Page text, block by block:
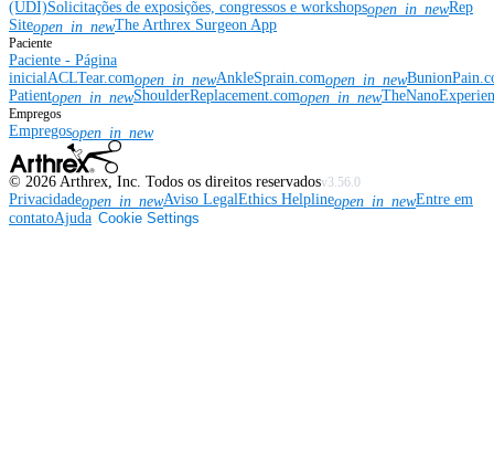
(UDI)Solicitações de exposições, congressos e workshopsopen_in_newRep
Siteopen_in_newThe Arthrex Surgeon App
Paciente
Paciente - Página
inicialACLTear.comopen_in_newAnkleSprain.comopen_in_new
Patientopen_in_newShoulderReplacement.comopen_in_new
Empregos
Empregosopen_in_new
© 2026 Arthrex, Inc. Todos os direitos reservadosv3.56.0
Privacidadeopen_in_newAviso LegalEthics Helplineopen_in_newEntre em
contatoAjuda Cookie Settings